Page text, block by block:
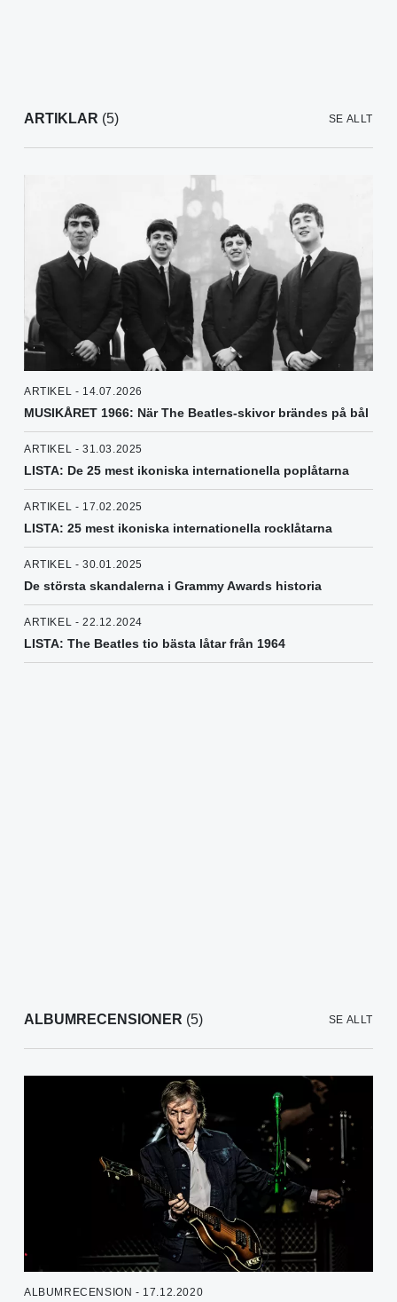
ARTIKLAR (5) SE ALLT
ARTIKEL - 14.07.2026
MUSIKÅRET 1966: När The Beatles-skivor brändes på bål
ARTIKEL - 31.03.2025
LISTA: De 25 mest ikoniska internationella poplåtarna
ARTIKEL - 17.02.2025
LISTA: 25 mest ikoniska internationella rocklåtarna
ARTIKEL - 30.01.2025
De största skandalerna i Grammy Awards historia
ARTIKEL - 22.12.2024
LISTA: The Beatles tio bästa låtar från 1964
ALBUMRECENSIONER (5) SE ALLT
ALBUMRECENSION - 17.12.2020